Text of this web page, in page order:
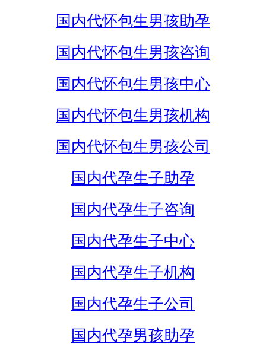
国内代怀包生男孩助孕
国内代怀包生男孩咨询
国内代怀包生男孩中心
国内代怀包生男孩机构
国内代怀包生男孩公司
国内代孕生子助孕
国内代孕生子咨询
国内代孕生子中心
国内代孕生子机构
国内代孕生子公司
国内代孕男孩助孕